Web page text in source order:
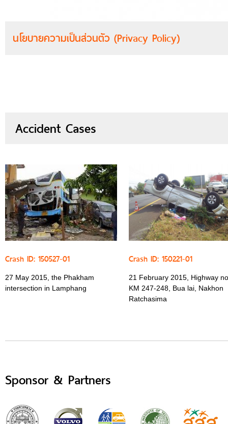
นโยบายความเป็นส่วนตัว (Privacy Policy)
Accident Cases
Crash ID: 150527-01
27 May 2015, the Phakham
intersection in Lamphang
Crash ID: 150221-01
21 February 2015, Highway
KM 247-248, Bua lai, Nakhon
Ratchasima
Sponsor & Partners